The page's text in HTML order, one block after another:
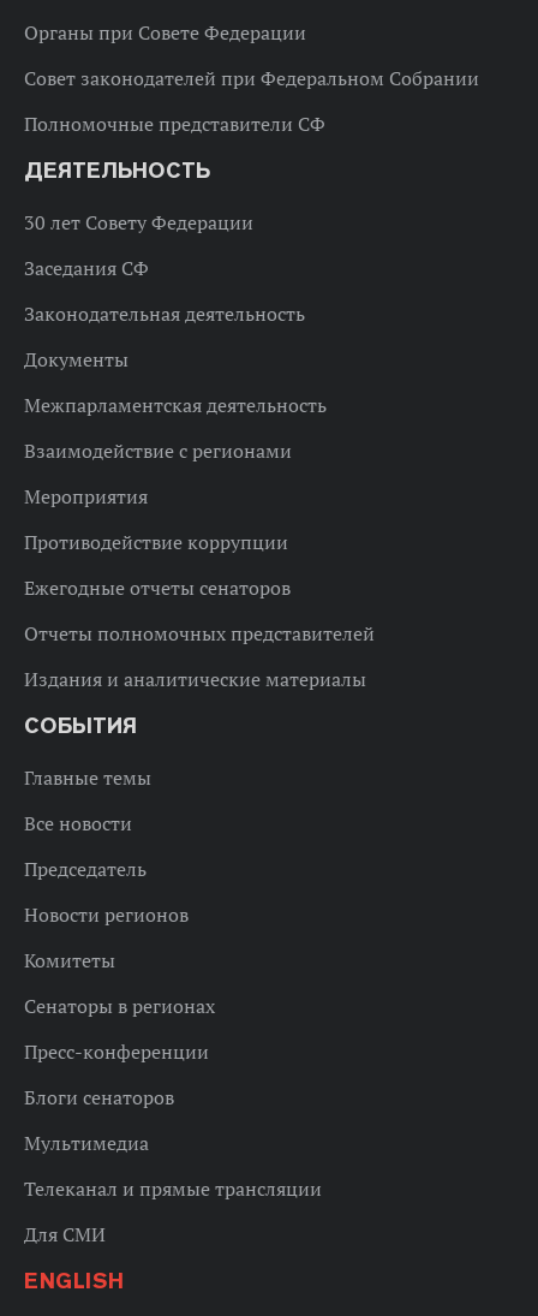
Органы при Совете Федерации
Совет законодателей при Федеральном Собрании
Полномочные представители СФ
ДЕЯТЕЛЬНОСТЬ
30 лет Совету Федерации
Заседания СФ
Законодательная деятельность
Документы
Межпарламентская деятельность
Взаимодействие с регионами
Мероприятия
Противодействие коррупции
Ежегодные отчеты сенаторов
Отчеты полномочных представителей
Издания и аналитические материалы
СОБЫТИЯ
Главные темы
Все новости
Председатель
Новости регионов
Комитеты
Сенаторы в регионах
Пресс-конференции
Блоги сенаторов
Мультимедиа
Телеканал и прямые трансляции
Для СМИ
ENGLISH